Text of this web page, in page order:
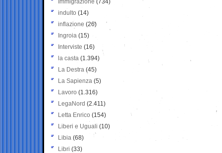
Immigrazione (734)
indulto (14)
inflazione (26)
Ingroia (15)
Interviste (16)
la casta (1.394)
La Destra (45)
La Sapienza (5)
Lavoro (1.316)
LegaNord (2.411)
Letta Enrico (154)
Liberi e Uguali (10)
Libia (68)
Libri (33)